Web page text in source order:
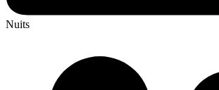
Nuits